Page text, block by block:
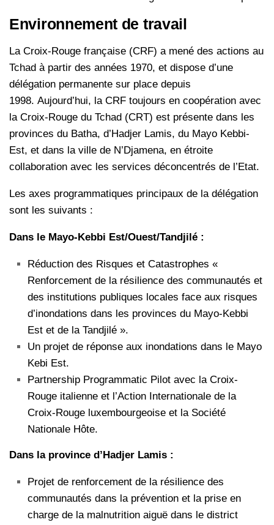
Environnement de travail
La Croix-Rouge française (CRF) a mené des actions au
Tchad à partir des années 1970, et dispose d’une
délégation permanente sur place depuis
1998. Aujourd’hui, la CRF toujours en coopération avec
la Croix-Rouge du Tchad (CRT) est présente dans les
provinces du Batha, d’Hadjer Lamis, du Mayo Kebbi-
Est, et dans la ville de N’Djamena, en étroite
collaboration avec les services déconcentrés de l’Etat.
Les axes programmatiques principaux de la délégation
sont les suivants :
Dans le Mayo-Kebbi Est/Ouest/Tandjilé :
Réduction des Risques et Catastrophes «
Renforcement de la résilience des communautés et
des institutions publiques locales face aux risques
d’inondations dans les provinces du Mayo-Kebbi
Est et de la Tandjilé ».
Un projet de réponse aux inondations dans le Mayo
Kebi Est.
Partnership Programmatic Pilot avec la Croix-
Rouge italienne et l’Action Internationale de la
Croix-Rouge luxembourgeoise et la Société
Nationale Hôte.
Dans la province d’Hadjer Lamis :
Projet de renforcement de la résilience des
communautés dans la prévention et la prise en
charge de la malnutrition aiguë dans le district